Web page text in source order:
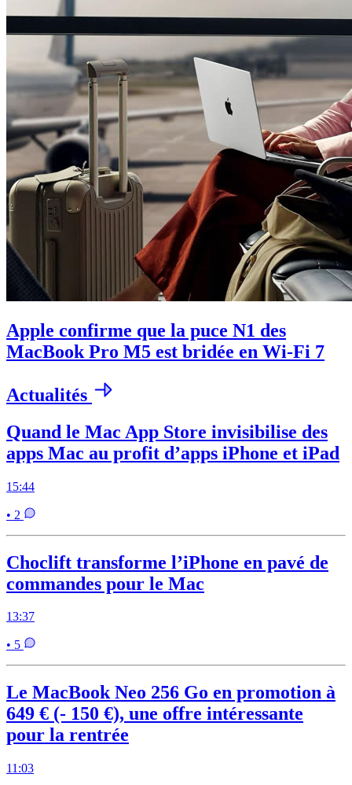
Apple confirme que la puce N1 des
MacBook Pro M5 est bridée en Wi-Fi 7
Actualités
Quand le Mac App Store invisibilise des
apps Mac au profit d’apps iPhone et iPad
15:44
• 2
Choclift transforme l’iPhone en pavé de
commandes pour le Mac
13:37
• 5
Le MacBook Neo 256 Go en promotion à
649 € (- 150 €), une offre intéressante
pour la rentrée
11:03